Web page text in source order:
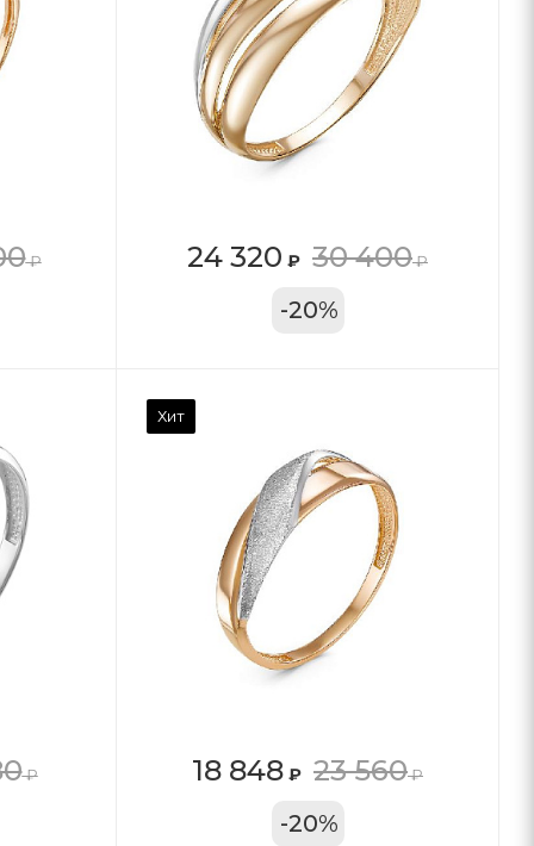
₽ 24 320 ₽ 30 400₽
-20%
₽
Хит
18 848 ₽ 23 560₽
-20%